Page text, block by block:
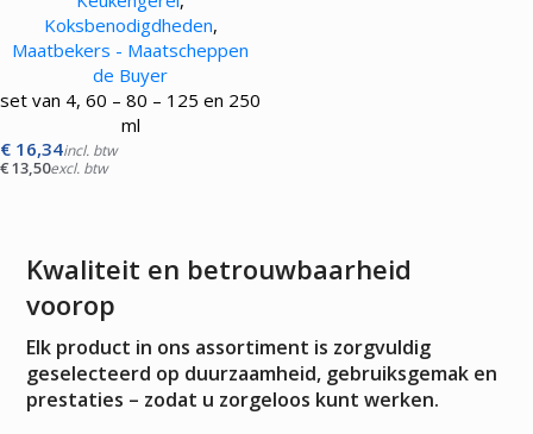
Koksbenodigdheden,
Maatbekers - Maatscheppen
de Buyer
set van 4, 60 – 80 – 125 en 250
ml
€ 16,34incl. btw
€13,50excl. btw
Kwaliteit en betrouwbaarheid
voorop
Elk product in ons assortiment is zorgvuldig
geselecteerd op duurzaamheid, gebruiksgemak en
prestaties – zodat u zorgeloos kunt werken.